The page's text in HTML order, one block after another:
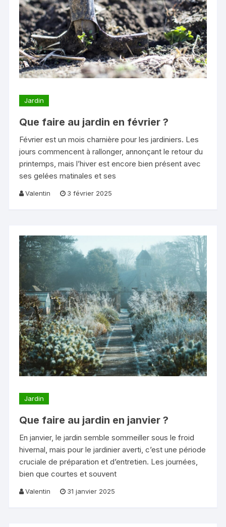
Jardin
Que faire au jardin en février ?
Février est un mois charnière pour les jardiniers. Les
jours commencent à rallonger, annonçant le retour du
printemps, mais l’hiver est encore bien présent avec
ses gelées matinales et ses
Valentin 3 février 2025
Jardin
Que faire au jardin en janvier ?
En janvier, le jardin semble sommeiller sous le froid
hivernal, mais pour le jardinier averti, c’est une période
cruciale de préparation et d’entretien. Les journées,
bien que courtes et souvent
Valentin 31 janvier 2025